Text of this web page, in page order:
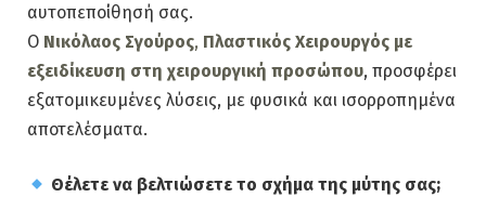
αυτοπεποίθησή σας.
Ο Νικόλαος Σγούρος, Πλαστικός Χειρουργός με
εξειδίκευση στη χειρουργική προσώπου, προσφέρει
εξατομικευμένες λύσεις, με φυσικά και ισορροπημένα
αποτελέσματα.
Θέλετε να βελτιώσετε το σχήμα της μύτης σας;